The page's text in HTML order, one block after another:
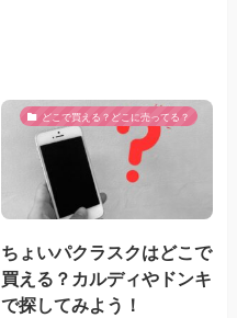
どこで買える？どこに売ってる？
ちょいパクラスクはどこで
買える？カルディやドンキ
で探してみよう！